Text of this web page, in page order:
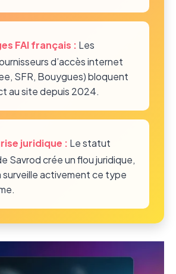
FAI français : Les
d’accès internet
SFR, Bouygues) bloquent
au site depuis 2024.
juridique : Le statut
Savrod crée un flou juridique,
surveille activement ce type